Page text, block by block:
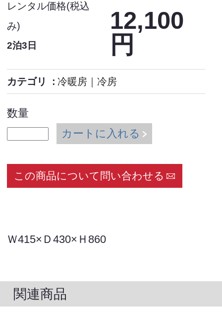
レンタル価格(税込
み)
2泊3日
12,100
円
カテゴリ 冷暖房 冷房
数量
カートに入れる
この商品について問い合わせる
Ｗ415×Ｄ430×Ｈ860
関連商品